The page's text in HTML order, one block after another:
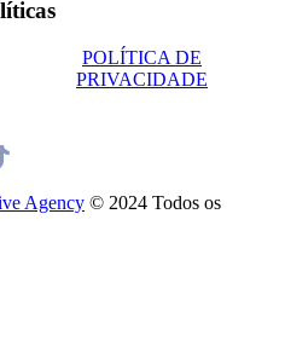
POLÍTICA DE
PRIVACIDADE
Agency © 2024 Todos os